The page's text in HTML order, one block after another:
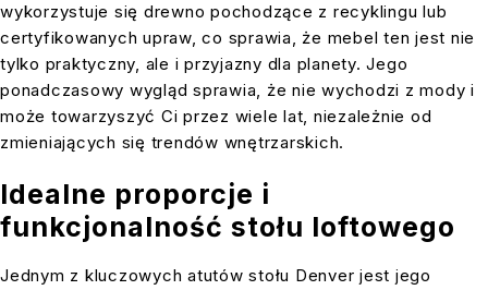
wykorzystuje się drewno pochodzące z recyklingu lub
certyfikowanych upraw, co sprawia, że mebel ten jest nie
tylko praktyczny, ale i przyjazny dla planety. Jego
ponadczasowy wygląd sprawia, że nie wychodzi z mody i
może towarzyszyć Ci przez wiele lat, niezależnie od
zmieniających się trendów wnętrzarskich.
Idealne proporcje i
funkcjonalność stołu loftowego
Jednym z kluczowych atutów stołu Denver jest jego